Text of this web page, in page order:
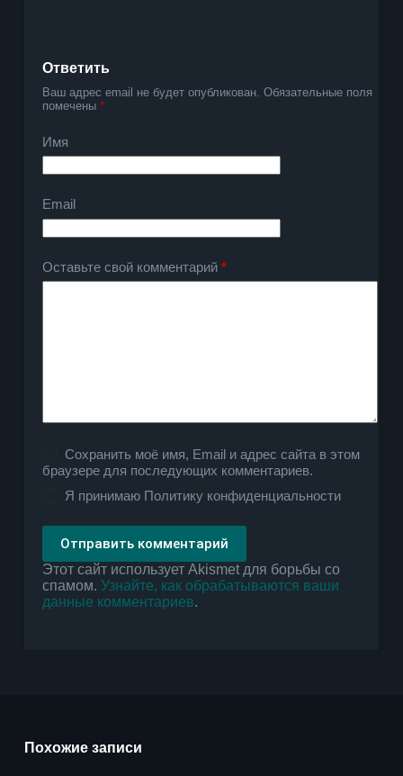
Ответить
Ваш адрес email не будет опубликован. Обязательные поля
помечены *
Имя
Email
Оставьте свой комментарий*
Сохранить моё имя, Email и адрес сайта в этом
браузере для последующих комментариев.
Я принимаю Политику конфиденциальности
Отправить комментарий
Этот сайт использует Akismet для борьбы со
спамом. Узнайте, как обрабатываются ваши
данные комментариев.
Похожие записи